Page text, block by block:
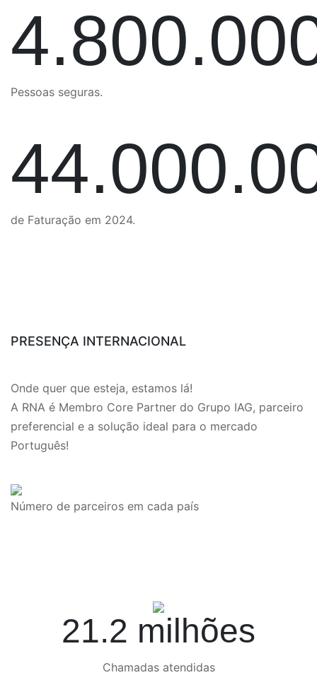
Pessoas seguras.
de Faturação em 2024.
PRESENÇA INTERNACIONAL
Onde quer que esteja, estamos lá!
A RNA é Membro Core Partner do Grupo IAG, parceiro
preferencial e a solução ideal para o mercado
Português!
Número de parceiros em cada país
21.2 milhões
Chamadas atendidas